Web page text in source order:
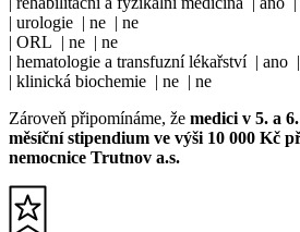
| urologie | ne | ne
| ORL | ne | ne
| hematologie a transfuzní lékařství | ano
| klinická biochemie | ne | ne
Zároveň připomínáme, že medici v 5. a
měsíční stipendium ve výši 10 000 Kč
nemocnice Trutnov a.s.